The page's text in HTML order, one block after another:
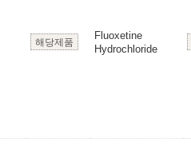
해당제품
Fluoxetine
Hydrochloride